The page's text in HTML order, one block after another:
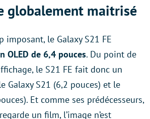
globalement maitrisé
imposant, le Galaxy S21 FE
OLED de 6,4 pouces. Du point de
le S21 FE fait donc un
Galaxy S21 (6,2 pouces) et le
Et comme ses prédécesseurs,
un film, l’image n’est